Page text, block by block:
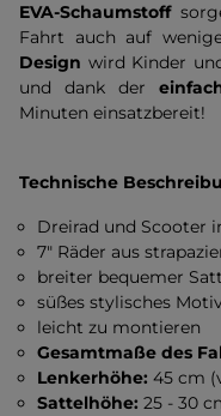
EVA-Schaumstoff
Fahrt auch auf
Design wird Kinder
und dank der
Minuten einsatzbereit!
Technische
Dreirad und Scooter
7" Räder aus
breiter bequemer
süßes stylisches
leicht zu montieren
Gesamtmaße des
Lenkerhöhe:45 cm
Sattelhöhe: 25 - 30